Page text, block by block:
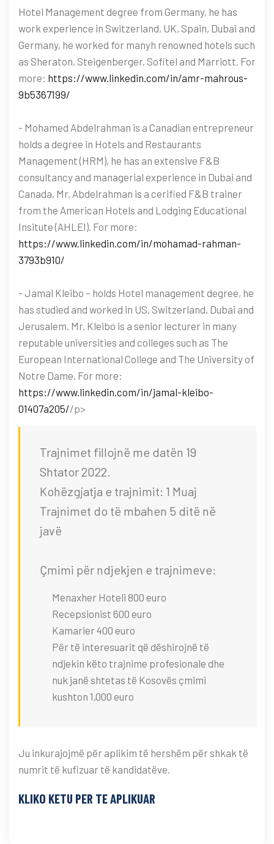
Hotel Management degree from Germany, he has
work experience in Switzerland, UK, Spain, Dubai and
Germany, he worked for manyh renowned hotels such
as Sheraton, Steigenberger, Sofitel and Marriott. For
more: https://www.linkedin.com/in/amr-mahrous-
9b5367199/
- Mohamed Abdelrahman is a Canadian entrepreneur
holds a degree in Hotels and Restaurants
Management (HRM), he has an extensive F&B
consultancy and managerial experience in Dubai and
Canada, Mr. Abdelrahman is a cerified F&B trainer
from the American Hotels and Lodging Educational
Insitute (AHLEI). For more:
https://www.linkedin.com/in/mohamad-rahman-
3793b910/
- Jamal Kleibo – holds Hotel management degree, he
has studied and worked in US, Switzerland, Dubai and
Jerusalem. Mr. Kleibo is a senior lecturer in many
reputable universities and colleges such as The
European International College and The University of
Notre Dame. For more:
https://www.linkedin.com/in/jamal-kleibo-
01407a205//p>
Trajnimet fillojnë me datën 19
Shtator 2022.
Kohëzgjatja e trajnimit: 1 Muaj
Trajnimet do të mbahen 5 ditë në
javë
Çmimi për ndjekjen e trajnimeve:
Menaxher Hoteli 800 euro
Recepsionist 600 euro
Kamarier 400 euro
Për të interesuarit që dëshirojnë të
ndjekin këto trajnime profesionale dhe
nuk janë shtetas të Kosovës çmimi
kushton 1,000 euro
Ju inkurajojmë për aplikim të hershëm për shkak të
numrit të kufizuar të kandidatëve.
KLIKO KETU PER TE APLIKUAR